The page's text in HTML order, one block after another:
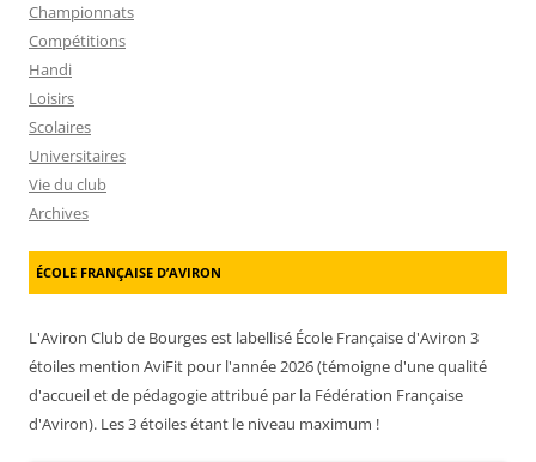
Championnats
Compétitions
Handi
Loisirs
Scolaires
Universitaires
Vie du club
Archives
ÉCOLE FRANÇAISE D’AVIRON
L'Aviron Club de Bourges est labellisé École Française d'Aviron 3
étoiles mention AviFit pour l'année 2026 (témoigne d'une qualité
d'accueil et de pédagogie attribué par la Fédération Française
d'Aviron). Les 3 étoiles étant le niveau maximum !